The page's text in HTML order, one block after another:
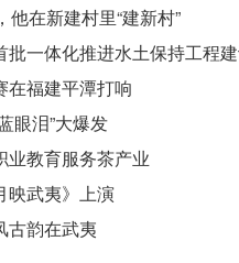
他在新建村里“建新村”
批一体化推进水土保持工程
在福建平潭打响
眼泪”大爆发
业教育服务茶产业
映武夷》上演
古韵在武夷